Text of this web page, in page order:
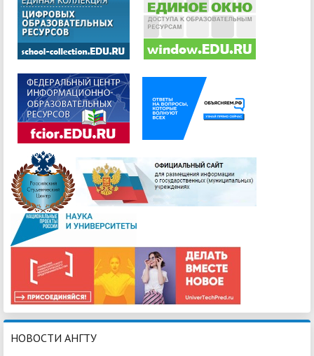
НОВОСТИ АНГТУ